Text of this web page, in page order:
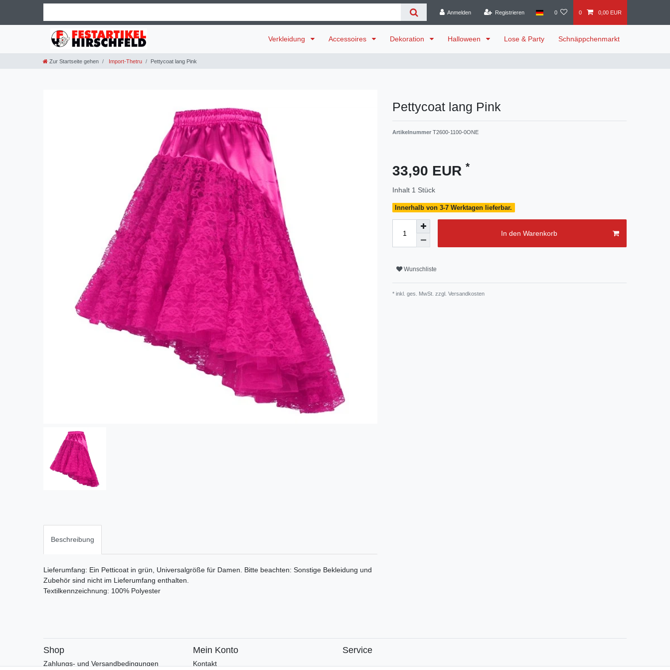
Anmelden Registrieren 0 0 0,00 EUR
Verkleidung Accessoires Dekoration Halloween Lose & Party Schnäppchenmarkt
Zur Startseite gehen Import-Thetru Pettycoat lang Pink
Pettycoat lang Pink
Artikelnummer T2600-1100-0ONE
33,90 EUR *
Inhalt 1 Stück
Innerhalb von 3-7 Werktagen lieferbar.
In den Warenkorb
Wunschliste
* inkl. ges. MwSt. zzgl. Versandkosten
Beschreibung
Lieferumfang: Ein Petticoat in grün, Universalgröße für Damen. Bitte beachten: Sonstige Bekleidung und
Zubehör sind nicht im Lieferumfang enthalten.
Textilkennzeichnung: 100% Polyester
Shop
Zahlungs- und Versandbedingungen
Mein Konto
Kontakt
Service